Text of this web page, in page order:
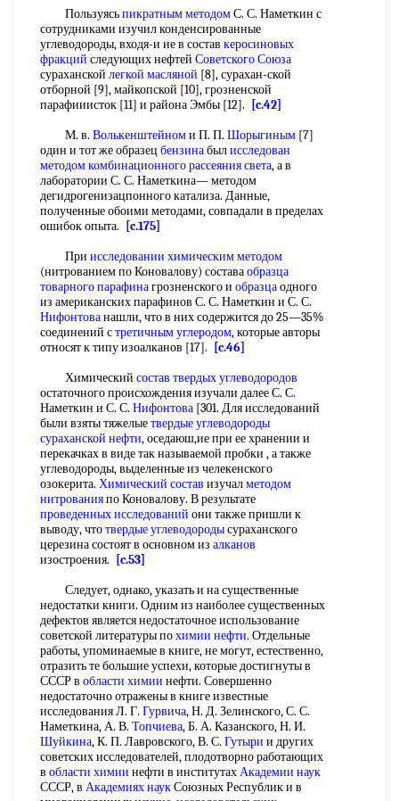
Пользуясьпикратным методомС. С. Наметкин с
сотрудниками изучил конденсированные
углеводороды, входя-и ие в состав керосиновых
фракций следующих нефтей Советского Союза
сураханской легкой масляной [8], сурахан-ской
отборной [9], майкопской [10], грозненской
парафииисток [11] и района Эмбы [12].
[c.42]
М. в. Волькенштейноми П. П. Шорыгиным [7]
один и тот же образец бензинабылисследован
методом комбинационного рассеяния света, а в
лаборатории С. С. Наметкина— методом
дегидрогенизацпонного катализа. Данные,
полученные обоими методами, совпадали в пределах
ошибок опыта.
[c.175]
При исследовании химическим методом
(нитрованием по Коновалову) составаобразца
товарного парафинагрозненского и образцаодного
из американских парафинов С. С. Наметкин и С. С.
Нифонтованашли, что в них содержится до 25—35%
соединений стретичным углеродом, которые авторы
относят к типу изоалканов [17].
[c.46]
Химический состав твердых углеводородов
остаточного происхождения изучали далее С. С.
Наметкин и С. С. Нифонтова [301. Для исследований
были взяты тяжелыетвердые углеводороды
сураханской нефти, оседаюш,ие при ее хранении и
перекачках в виде так называемой пробки , а также
углеводороды, выделенные из челекенского
озокерита. Химический состав изучалметодом
нитрованияпо Коновалову. В результате
проведенных исследований они также пришли к
выводу, чтотвердые углеводородысураханского
церезина состоят в основном из алканов
изостроения.
[c.53]
Следует, однако, указать и на существенные
недостатки книги. Одним из наиболее существенных
дефектов является недостаточное использование
советской литературы похимии нефти. Отдельные
работы, упоминаемые в книге, не могут, естественно,
отразить те большие успехи, которые достигнуты в
СССР в области химии нефти. Совершенно
недостаточно отражены в книге известные
исследования Л. Г. Гурвича, Н. Д. Зелинского, С. С.
Наметкина, А. В. Топчиева, Б. А. Казанского, Н. И.
Шуйкина, К. П. Лавровского, В. С. Гутыри и других
советских исследователей, плодотворно работающих
в области химии нефти в институтахАкадемии наук
СССР, в Академиях наукСоюзных Республик и в